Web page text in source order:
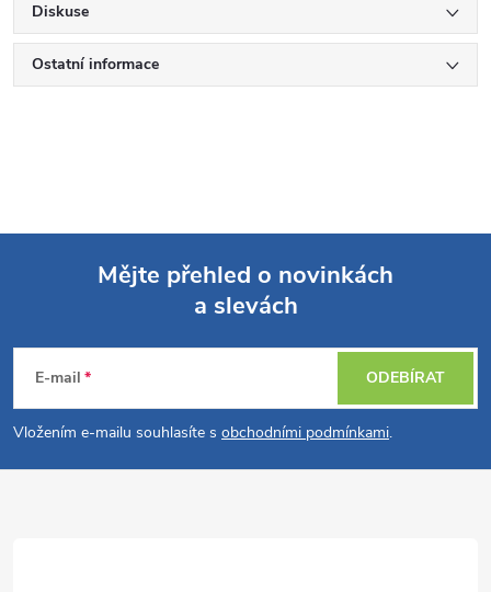
Diskuse
Ostatní informace
p
a
Mějte přehled o novinkách
a slevách
E-mail
Vložením e-mailu souhlasíte s obchodními podmínkami.
ODEBÍRAT